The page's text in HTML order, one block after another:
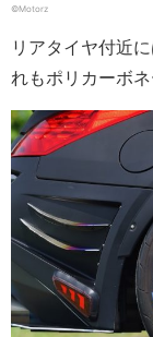
©Motorz
リアタイヤ付近
れもポリカーボ